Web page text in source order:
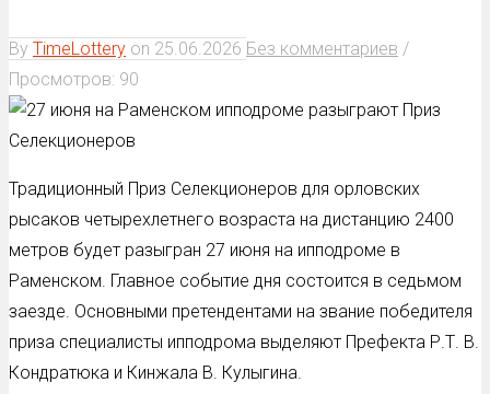
By TimeLottery on 25.06.2026 Без комментариев /
Просмотров: 90
Традиционный Приз Селекционеров для орловских
рысаков четырехлетнего возраста на дистанцию 2400
метров будет разыгран 27 июня на ипподроме в
Раменском. Главное событие дня состоится в седьмом
заезде. Основными претендентами на звание победителя
приза специалисты ипподрома выделяют Префекта Р.Т. В.
Кондратюка и Кинжала В. Кулыгина.